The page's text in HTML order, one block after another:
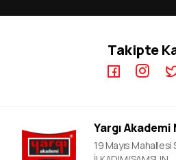
YDS Kursları
KPSS A Video Dersler
YDS Video Ders
Takipte
Yargı
19 Mayıs